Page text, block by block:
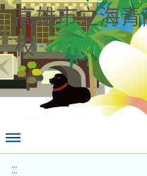
高雄市立海
校
:::